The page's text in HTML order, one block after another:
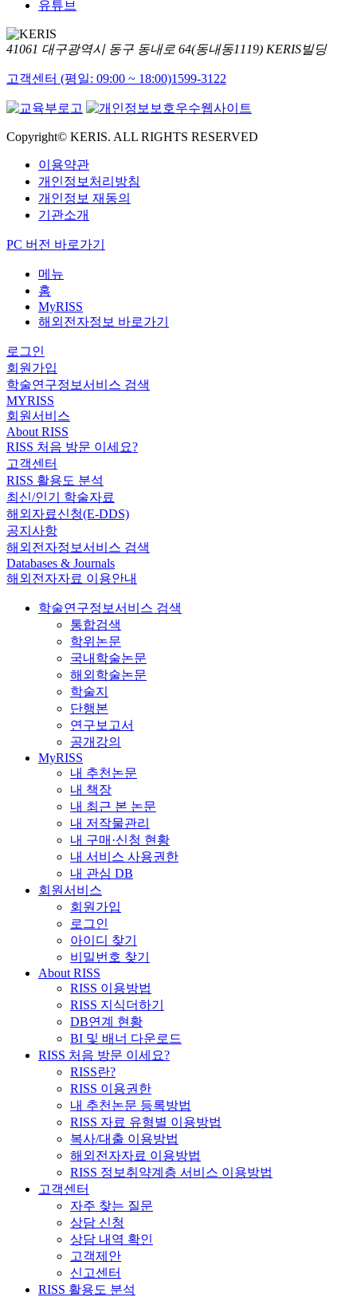
유튜브
41061 대구광역시 동구 동내로 64(동내동1119) KERIS빌딩
고객센터 (평일: 09:00 ~ 18:00)1599-3122
Copyright© KERIS. ALL RIGHTS RESERVED
이용약관
개인정보처리방침
개인정보 재동의
기관소개
PC 버전 바로가기
메뉴
홈
MyRISS
해외전자정보 바로가기
로그인
회원가입
학술연구정보서비스 검색
MYRISS
회원서비스
About RISS
RISS 처음 방문 이세요?
고객센터
RISS 활용도 분석
최신/인기 학술자료
해외자료신청(E-DDS)
공지사항
해외전자정보서비스 검색
Databases & Journals
해외전자자료 이용안내
학술연구정보서비스 검색
통합검색
학위논문
국내학술논문
해외학술논문
학술지
단행본
연구보고서
공개강의
MyRISS
내 추천논문
내 책장
내 최근 본 논문
내 저작물관리
내 구매·신청 현황
내 서비스 사용권한
내 관심 DB
회원서비스
회원가입
로그인
아이디 찾기
비밀번호 찾기
About RISS
RISS 이용방법
RISS 지식더하기
DB연계 현황
BI 및 배너 다운로드
RISS 처음 방문 이세요?
RISS란?
RISS 이용권한
내 추천논문 등록방법
RISS 자료 유형별 이용방법
복사/대출 이용방법
해외전자자료 이용방법
RISS 정보취약계층 서비스 이용방법
고객센터
자주 찾는 질문
상담 신청
상담 내역 확인
고객제안
신고센터
RISS 활용도 분석